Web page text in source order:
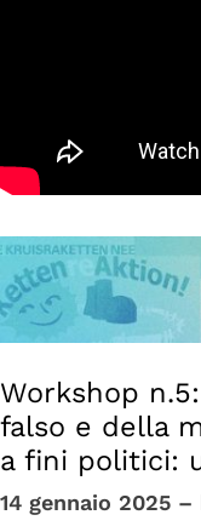
Workshop
falso e della
a fini politici:
14 gennaio 2025 –